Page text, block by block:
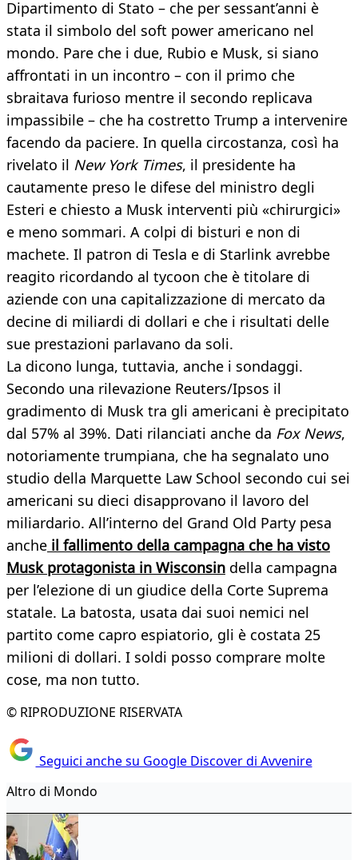
Dipartimento di Stato – che per sessant’anni è
stata il simbolo del soft power americano nel
mondo. Pare che i due, Rubio e Musk, si siano
affrontati in un incontro – con il primo che
sbraitava furioso mentre il secondo replicava
impassibile – che ha costretto Trump a intervenire
facendo da paciere. In quella circostanza, così ha
rivelato il New York Times, il presidente ha
cautamente preso le difese del ministro degli
Esteri e chiesto a Musk interventi più «chirurgici»
e meno sommari. A colpi di bisturi e non di
machete. Il patron di Tesla e di Starlink avrebbe
reagito ricordando al tycoon che è titolare di
aziende con una capitalizzazione di mercato da
decine di miliardi di dollari e che i risultati delle
sue prestazioni parlavano da soli.
La dicono lunga, tuttavia, anche i sondaggi.
Secondo una rilevazione Reuters/Ipsos il
gradimento di Musk tra gli americani è precipitato
dal 57% al 39%. Dati rilanciati anche da Fox News,
notoriamente trumpiana, che ha segnalato uno
studio della Marquette Law School secondo cui sei
americani su dieci disapprovano il lavoro del
miliardario. All’interno del Grand Old Party pesa
anche il fallimento della campagna che ha visto
Musk protagonista in Wisconsin della campagna
per l’elezione di un giudice della Corte Suprema
statale. La batosta, usata dai suoi nemici nel
partito come capro espiatorio, gli è costata 25
milioni di dollari. I soldi posso comprare molte
cose, ma non tutto.
© RIPRODUZIONE RISERVATA
Seguici anche su Google Discover di Avvenire
Altro di Mondo